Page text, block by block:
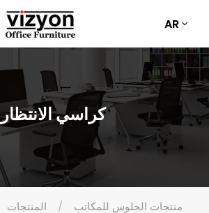
AR
كراسي الانتظار
المنتجات
منتجات الجلوس للمكاتب